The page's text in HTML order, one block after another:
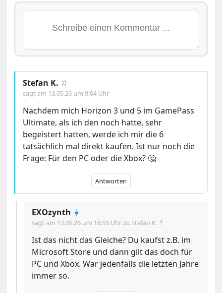
Stefan K. 🔆
sagt am 13.05.26 um 9:04 Uhr
Nachdem mich Horizon 3 und 5 im GamePass
Ultimate, als ich den noch hatte, sehr
begeistert hatten, werde ich mir die 6
tatsächlich mal direkt kaufen. Ist nur noch die
Frage: Für den PC oder die Xbox? 🤔
Antworten
EXOzynth ☀️
sagt am 13.05.26 um 18:55 Uhrzu Stefan K. ⇡
Ist das nicht das Gleiche? Du kaufst z.B. im
Microsoft Store und dann gilt das doch für
PC und Xbox. War jedenfalls die letzten Jahre
immer so.